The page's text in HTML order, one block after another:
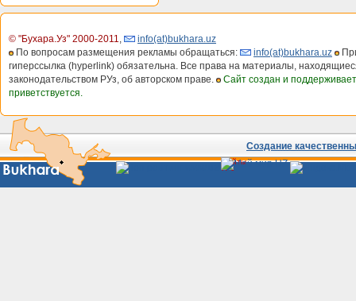
© "Бухара.Уз" 2000-2011,
info(at)bukhara.uz
По вопросам размещения рекламы обращаться:
info(at)bukhara.uz
гиперссылка (hyperlink) обязательна. Все права на материалы,
законодательством РУз, об авторском праве.
Сайт создан и
приветствуется.
Создание
Сайты
Узбекистана